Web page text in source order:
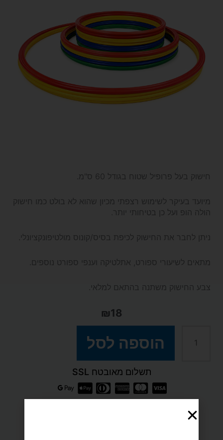
חישוק בעל פרופיל שטוח בגודל 60 ס"מ.
מיועד בעיקר לשימוש רצפתי מכיון שהוא לא בולט כמו חישוק
הולה הופ ועל כן בטיחותי יותר.
ניתן לחבר את החישוק לכיפת בסיס/קונוס מולטיפונקציונלי.
מתאים לשיעורי ספורט, אתלטיקה וענפי ספורט נוספים.
צבע החישוק משתנה בהתאם למלאי.
₪18
שטוח
הוספה לסל
תשלום מאובטח SSL